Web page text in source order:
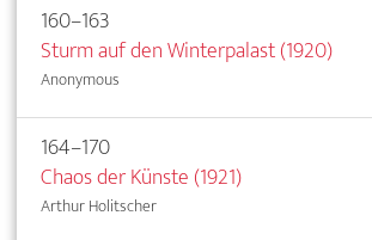
160–163
Sturm auf den Winterpalast (1920)
Anonymous
164–170
Chaos der Künste (1921)
Arthur Holitscher